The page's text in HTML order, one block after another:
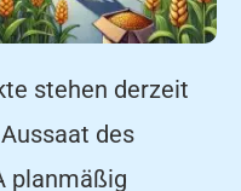
stehen derzeit
des
planmäßig